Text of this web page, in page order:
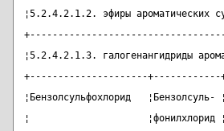
¦5.2.4.2.1.2. эфиры
¦5.2.4.2.1.3. галогенангидриды
+---------------------+------------
¦Бензолсульфохлорид
¦